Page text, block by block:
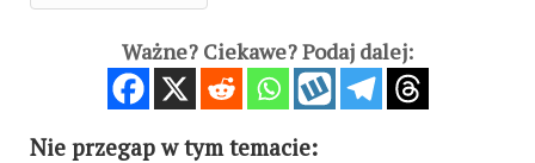
Ważne? Ciekawe? Podaj dalej:
Nie przegap w tym temacie: